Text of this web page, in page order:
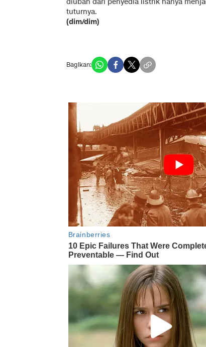
tuturnya.
(dim/dim)
Bagikan: